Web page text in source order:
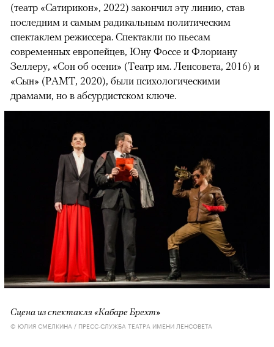
(театр «Сатирикон», 2022) закончил эту линию, став
последним и самым радикальным политическим
спектаклем режиссера. Спектакли по пьесам
современных европейцев, Юну Фоссе и Флориану
Зеллеру, «Сон об осени» (Театр им. Ленсовета, 2016) и
«Сын» (РАМТ, 2020), были психологическими
драмами, но в абсурдистском ключе.
Сцена из спектакля «Кабаре Брехт»
© ЮЛИЯ СМЕЛКИНА / ПРЕСС-СЛУЖБА ТЕАТРА ИМЕНИ ЛЕНСОВЕТА